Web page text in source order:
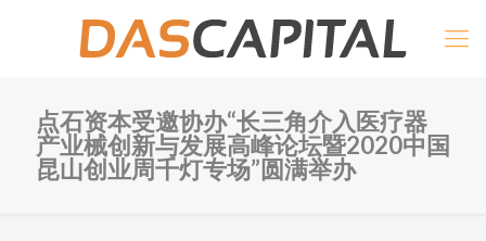
点石资本受邀协办“长三角介入医疗器
产业械创新与发展高峰论坛暨2020中国
昆山创业周千灯专场”圆满举办